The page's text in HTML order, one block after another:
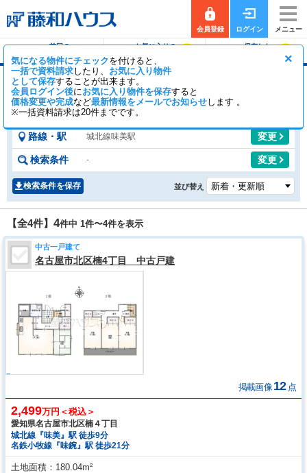
会員登録 ログイン メニュー
前回の
お気に入りの
保存した
×
気になる物件にチェックを付けると、
一括で資料請求したり、 お気に入り物件
として保存することが出来ます。
会員ログイン後にお気に入り物件を保存すると
価格変更や完成など最新情報をメールでお知らせします 。
※一括資料請求は20件までです。
味美駅の中古一戸建て
【全4件】 一般公開 4件 会員公開 0 件
路線・駅 城北線味美駅 変更
検索条件 - 変更
検索条件を保存 並び替え
【全4件】 4件中 1件〜4件を表示
中古一戸建て
名古屋市北区楠4丁目 中古戸建
掲載画像 12 点
2,499万円＜税込＞
愛知県名古屋市北区楠４丁目
城北線『味美』駅 徒歩9分
名鉄小牧線『味鋺』駅 徒歩21分
土地面積
180.04m²